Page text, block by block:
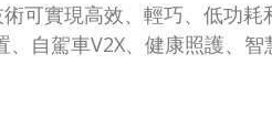
可實現高效、輕巧、低功
自駕車V2X、健康照護、智